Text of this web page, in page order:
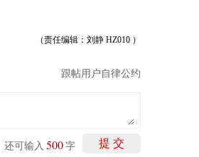
（责任编辑：刘静 HZ010 ）
跟帖用户自律公约
提 交
还可输入 500 字